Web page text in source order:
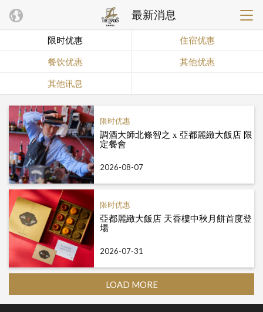
最新消息
限时优惠 住宿优惠
餐饮优惠 其他优惠
其他讯息
限时优惠
調酒大師北條智之 x 亞都麗緻大飯店 限
定餐會
2026-08-07
限时优惠
亞都麗緻大飯店 天香樓中秋月餅首度登
場
2026-07-31
LOAD MORE